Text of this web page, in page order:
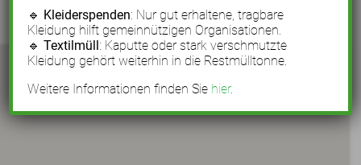
🔹 Kleiderspenden: Nur gut erhaltene, tragbare
Kleidung hilft gemeinnützigen Organisationen.
🔹Textilmüll: Kaputte oder stark verschmutzte
Kleidung gehört weiterhin in die Restmülltonne.
Weitere Informationen finden Sie hier.